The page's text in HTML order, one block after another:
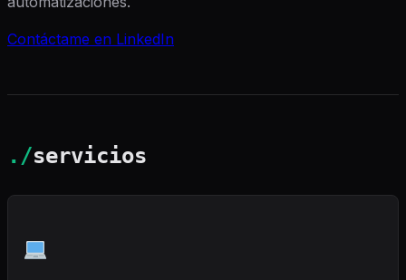
Contáctame en LinkedIn
./servicios